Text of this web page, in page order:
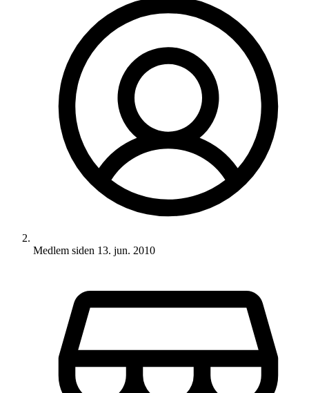
Medlem siden 13. jun. 2010